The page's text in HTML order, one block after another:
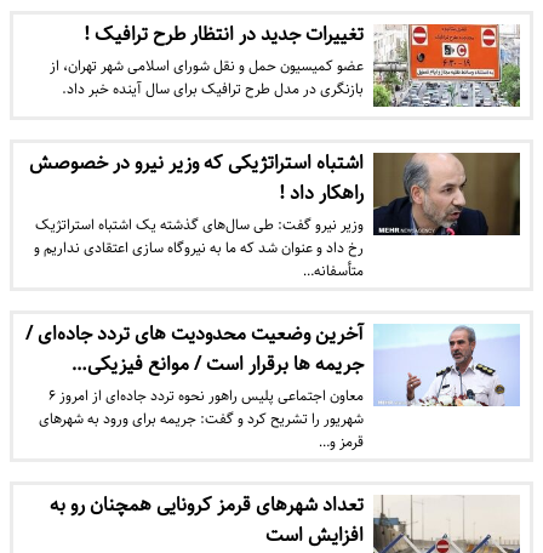
تغییرات جدید در انتظار طرح ترافیک !
عضو کمیسیون حمل و نقل شورای اسلامی شهر تهران، از
بازنگری در مدل طرح ترافیک برای سال آینده خبر داد.
اشتباه استراتژیکی که وزیر نیرو در خصوصش
راهکار داد !
وزیر نیرو گفت: طی سال‌های گذشته یک اشتباه استراتژیک
رخ داد و عنوان شد که ما به نیروگاه سازی اعتقادی نداریم و
متأسفانه…
آخرین وضعیت محدودیت های تردد جاده‌ای /
جریمه ها برقرار است / موانع فیزیکی…
معاون اجتماعی پلیس راهور نحوه تردد جاده‌ای از امروز ۶
شهریور را تشریح کرد و گفت: جریمه برای ورود به شهرهای
قرمز و…
تعداد شهرهای قرمز کرونایی همچنان رو به
افزایش است